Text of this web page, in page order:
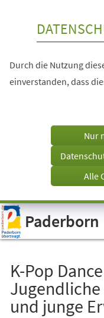
Visuelle
Assistenzsoftware
öffnen.
Durch die Nutzung
einverstanden, dass
Nur
Alle
Paderborn
K-Pop
Jugendliche
und junge